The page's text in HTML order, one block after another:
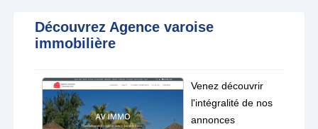
Découvrez Agence varoise
immobilière
Venez découvrir
l'intégralité de nos
annonces